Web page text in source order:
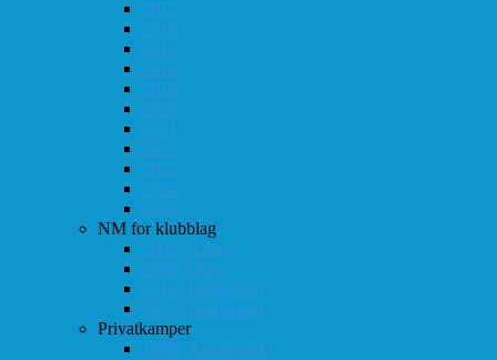
2015
2016
2017
2018
2019
2020
2021
2022
2023
2024
2025
NM for klubblag
2003 (Asker)
2008 (Oslo)
2010 (Drammen)
2025 (Drammen)
Privatkamper
1998 (Akademisk)